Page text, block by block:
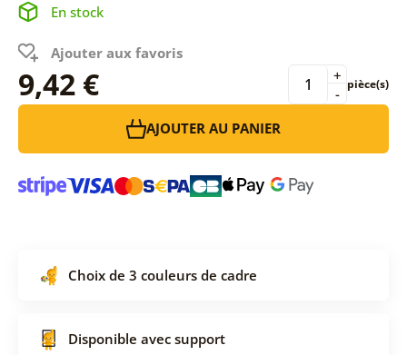
En stock
Ajouter aux favoris
9,42 € -
+ pièce(s)
AJOUTER AU PANIER
Choix de 3 couleurs de cadre
Disponible avec support